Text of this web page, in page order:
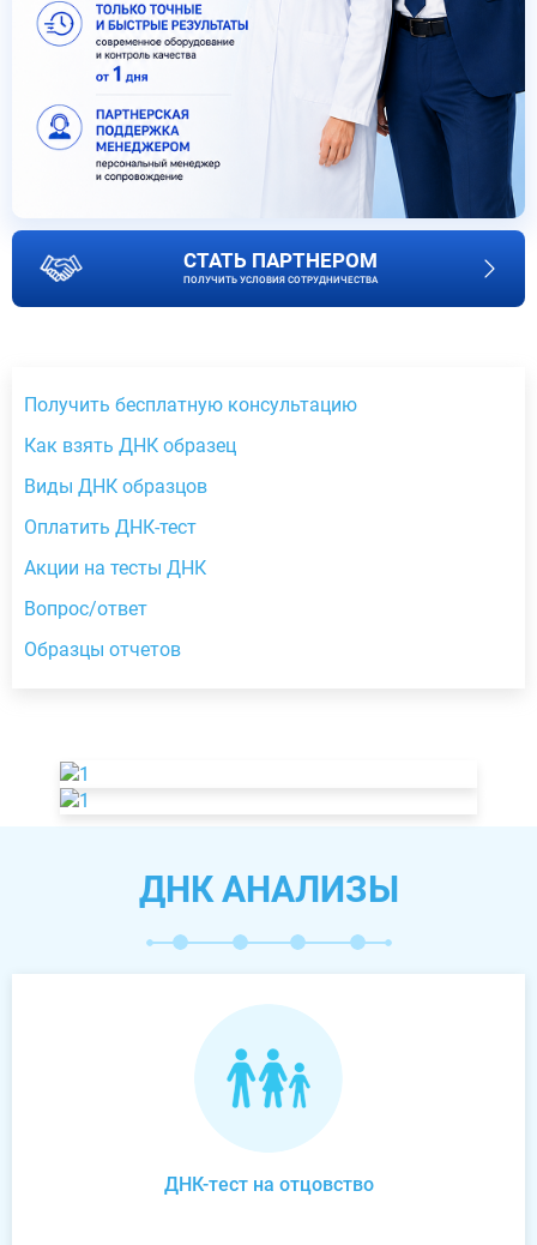
СТАТЬ ПАРТНЕРОМ
ПОЛУЧИТЬ УСЛОВИЯ СОТРУДНИЧЕСТВА
Получить бесплатную консультацию
Как взять ДНК образец
Виды ДНК образцов
Оплатить ДНК-тест
Акции на тесты ДНК
Вопрос/ответ
Образцы отчетов
ДНК АНАЛИЗЫ
ДНК-тест на отцовство